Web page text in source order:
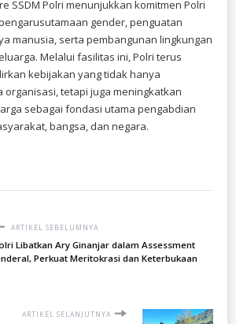
SSDM Polri menunjukkan komitmen Polri
gender, penguatan
manusia, serta pembangunan lingkungan
Melalui fasilitas ini, Polri terus
kebijakan yang tidak hanya
organisasi, tetapi juga meningkatkan
sebagai fondasi utama pengabdian
bangsa, dan negara.
ARTIKEL SEBELUMNYA
Libatkan Ary Ginanjar dalam Assessment
Perkuat Meritokrasi dan Keterbukaan
ARTIKEL SELANJUTNYA